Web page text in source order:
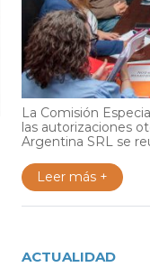
La Comisión
las autorizaciones
Argentina SRL se
Leer más +
ACTUALIDAD